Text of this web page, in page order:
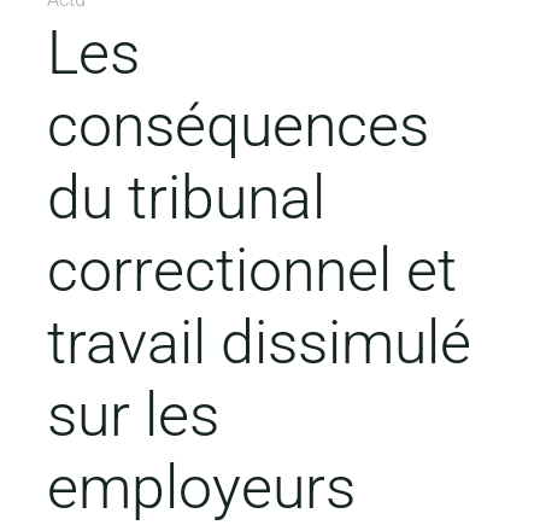
Les
conséquences
du tribunal
correctionnel et
travail dissimulé
sur les
employeurs